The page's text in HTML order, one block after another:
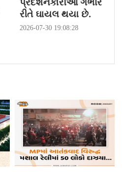
રીતે ઘાયલ થયા છે.
2026-07-30 19:08:28